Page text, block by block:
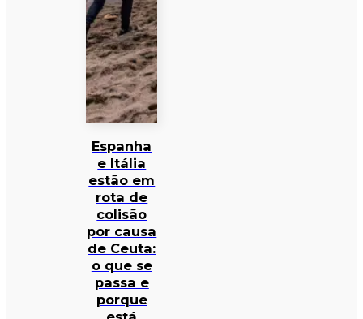
Espanha
e Itália
estão em
rota de
colisão
por causa
de Ceuta:
o que se
passa e
porque